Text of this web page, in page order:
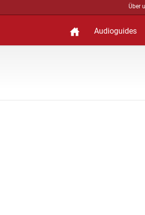
Über
Audioguides